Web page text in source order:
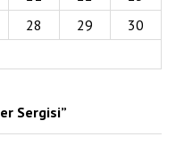
28 29
30
Sergisi”